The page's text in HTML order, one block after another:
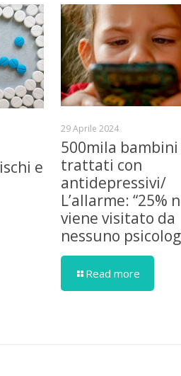
e
29 Aprile 2024
500mila
trattati con
antidepressivi/
L’allarme: “25%
viene visitato da
nessuno
Read more